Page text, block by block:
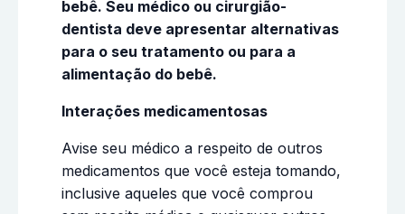
bebê. Seu médico ou cirurgião-
dentista deve apresentar alternativas
para o seu tratamento ou para a
alimentação do bebê.
Interações medicamentosas
Avise seu médico a respeito de outros
medicamentos que você esteja tomando,
inclusive aqueles que você comprou